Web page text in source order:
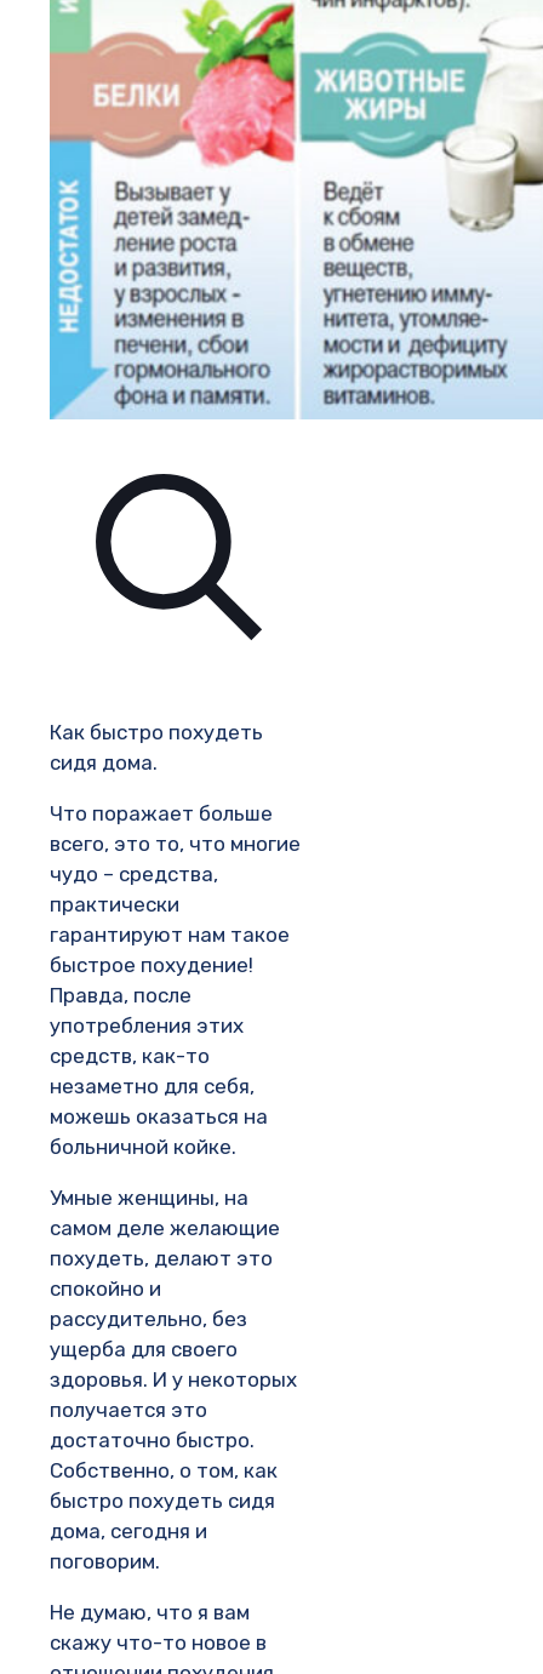
Как быстро похудеть
сидя дома.
Что поражает больше
всего, это то, что многие
чудо – средства,
практически
гарантируют нам такое
быстрое похудение!
Правда, после
употребления этих
средств, как-то
незаметно для себя,
можешь оказаться на
больничной койке.
Умные женщины, на
самом деле желающие
похудеть, делают это
спокойно и
рассудительно, без
ущерба для своего
здоровья. И у некоторых
получается это
достаточно быстро.
Собственно, о том, как
быстро похудеть сидя
дома, сегодня и
поговорим.
Не думаю, что я вам
скажу что-то новое в